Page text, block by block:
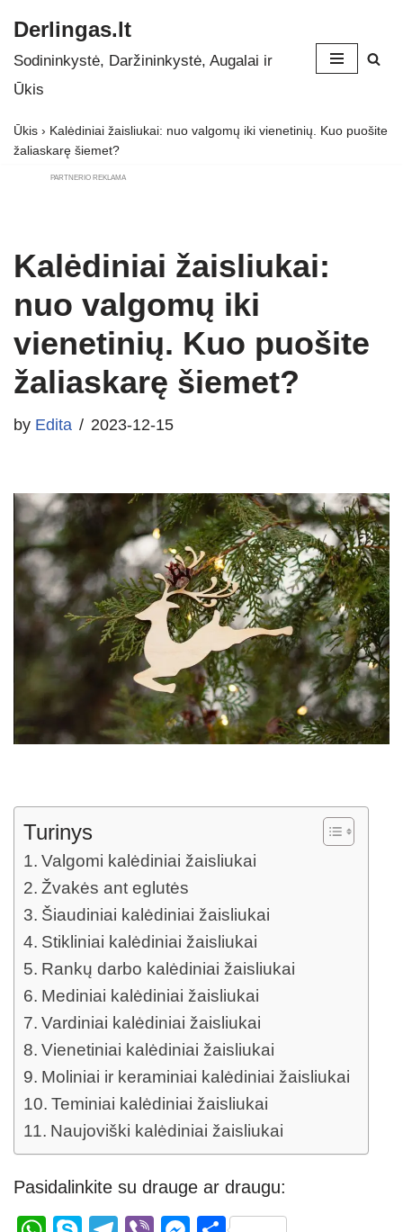
Skip
to
Derlingas.lt
Sodininkystė, Daržininkystė, Augalai ir
Ūkis
Ūkis › Kalėdiniai žaisliukai: nuo valgomų iki vienetinių. Kuo puošite
žaliaskarę šiemet?
PARTNERIO REKLAMA
Kalėdiniai žaisliukai:
nuo valgomų iki
vienetinių. Kuo puošite
žaliaskarę šiemet?
by Edita 2023-12-15
Turinys
Valgomi kalėdiniai žaisliukai
Žvakės ant eglutės
Šiaudiniai kalėdiniai žaisliukai
Stikliniai kalėdiniai žaisliukai
Rankų darbo kalėdiniai žaisliukai
Mediniai kalėdiniai žaisliukai
Vardiniai kalėdiniai žaisliukai
Vienetiniai kalėdiniai žaisliukai
Moliniai ir keraminiai kalėdiniai žaisliukai
Teminiai kalėdiniai žaisliukai
Naujoviški kalėdiniai žaisliukai
Pasidalinkite su drauge ar draugu: